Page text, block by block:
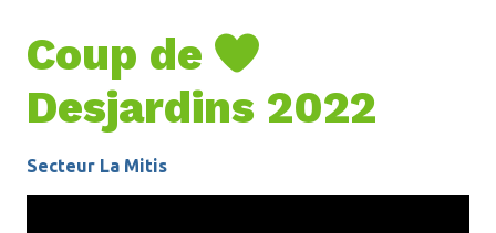
Coup de 
Desjardins 2022
Secteur La Mitis